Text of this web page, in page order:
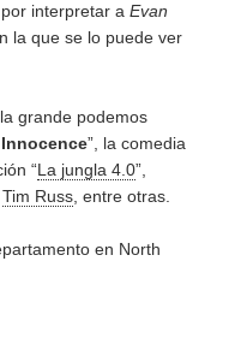
interpretar a Evan
la que se lo puede ver
grande podemos
”, la comedia
“La jungla 4.0”,
Tim Russ , entre otras.
en North